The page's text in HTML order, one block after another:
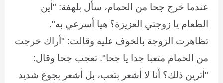
عندما خرج جحا من الحمام، سأل بلهفة: "أين
الطعام يا زوجتي العزيزة؟ هيا أسرعي به".
تظاهرت الزوجة بالخوف عليه وقالت: "أراك خرجت
من الحمام متعبا جدا يا جحا". تعجب جحا وقال:
"أترين ذلك؟ أنا لا أشعر بتعب، بل أشعر بجوع شديد